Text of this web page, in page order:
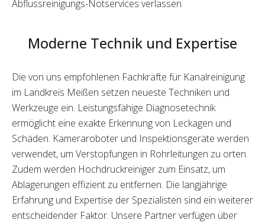
Abflussreinigungs-Notservices verlassen.
Moderne Technik und Expertise
Die von uns empfohlenen Fachkräfte für Kanalreinigung
im Landkreis Meißen setzen neueste Techniken und
Werkzeuge ein. Leistungsfähige Diagnosetechnik
ermöglicht eine exakte Erkennung von Leckagen und
Schäden. Kameraroboter und Inspektionsgeräte werden
verwendet, um Verstopfungen in Rohrleitungen zu orten.
Zudem werden Hochdruckreiniger zum Einsatz, um
Ablagerungen effizient zu entfernen. Die langjährige
Erfahrung und Expertise der Spezialisten sind ein weiterer
entscheidender Faktor. Unsere Partner verfügen über